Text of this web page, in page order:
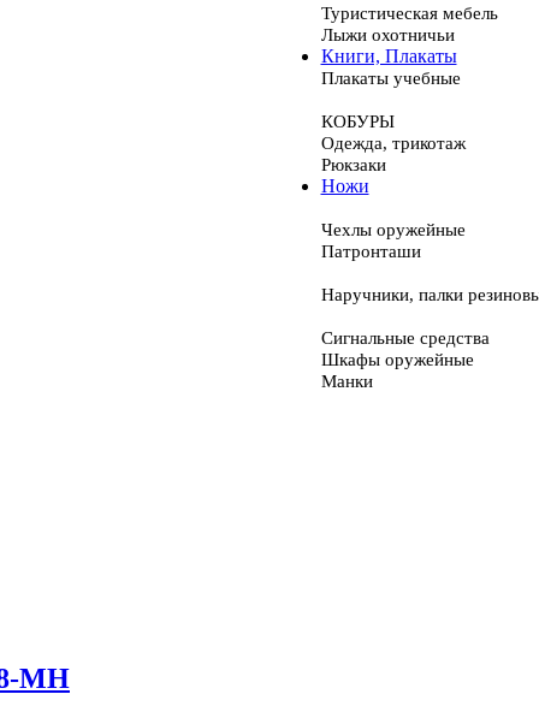
Туристическая мебель
Лыжи охотничьи
Книги, Плакаты
Плакаты учебные
КОБУРЫ
Одежда, трикотаж
Рюкзаки
Ножи
Чехлы оружейные
Патронташи
Наручники, палки
Сигнальные средства
Шкафы оружейные
Манки
МН